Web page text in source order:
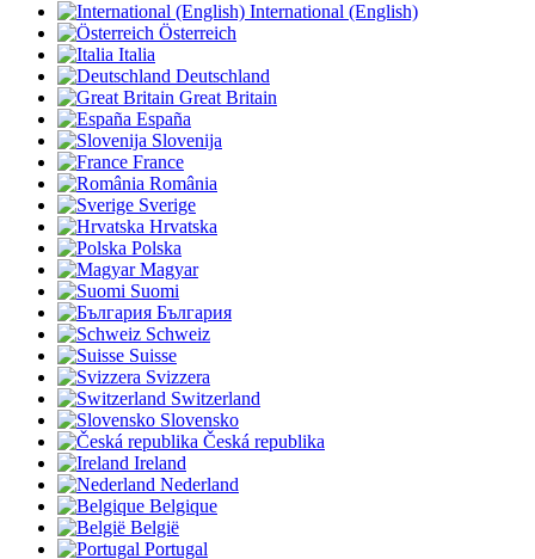
International (English)
Österreich
Italia
Deutschland
Great Britain
España
Slovenija
France
România
Sverige
Hrvatska
Polska
Magyar
Suomi
България
Schweiz
Suisse
Svizzera
Switzerland
Slovensko
Česká republika
Ireland
Nederland
Belgique
België
Portugal